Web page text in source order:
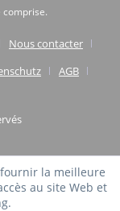
comprise.
Nous contacter
AGB
la meilleure
au site Web et